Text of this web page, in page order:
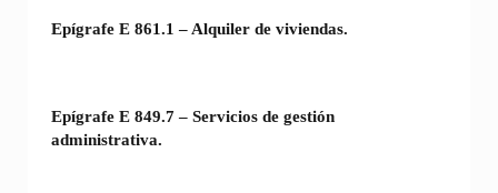
Epígrafe E 861.1 – Alquiler de viviendas.
Epígrafe E 849.7 – Servicios de gestión
administrativa.